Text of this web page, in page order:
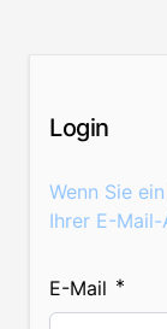
Login
Wenn Sie
Ihrer E-Mail-
E-Mail